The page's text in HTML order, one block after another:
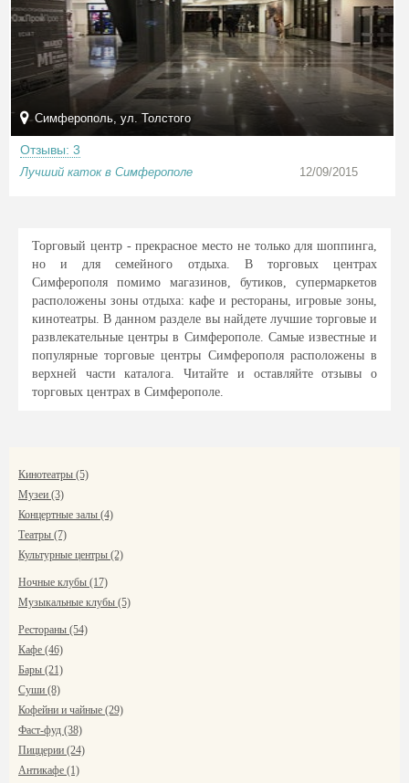
Симферополь, ул. Толстого
Отзывы: 3
Лучший каток в Симферополе 12/09/2015
Торговый центр - прекрасное место не только для шоппинга,
но и для семейного отдыха. В торговых центрах
Симферополя помимо магазинов, бутиков, супермаркетов
расположены зоны отдыха: кафе и рестораны, игровые зоны,
кинотеатры. В данном разделе вы найдете лучшие торговые и
развлекательные центры в Симферополе. Самые известные и
популярные торговые центры Симферополя расположены в
верхней части каталога. Читайте и оставляйте отзывы о
торговых центрах в Симферополе.
Кинотеатры (5)
Музеи (3)
Концертные залы (4)
Театры (7)
Культурные центры (2)
Ночные клубы (17)
Музыкальные клубы (5)
Рестораны (54)
Кафе (46)
Бары (21)
Суши (8)
Кофейни и чайные (29)
Фаст-фуд (38)
Пиццерии (24)
Антикафе (1)